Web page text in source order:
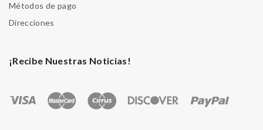
Métodos de pago
Direcciones
¡Recibe Nuestras Noticias!